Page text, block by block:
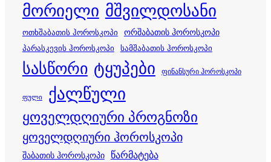
მორიელი მშვილდოსანი
ოთხშაბათის ჰოროსკოპი
ორშაბათის ჰოროსკოპი
პარასკევის ჰოროსკოპი
სამშაბათის ჰოროსკოპი
სასწორი ტყუპები ფინანსური ჰოროსკოპი
ფული ქალწული
ყოველდღიური პროგნოზი
ყოველდღიური ჰოროსკოპი
შაბათის ჰოროსკოპი წარმატება